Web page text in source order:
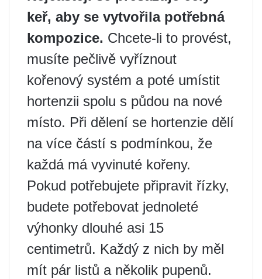
keř, aby se vytvořila potřebná
kompozice. Chcete-li to provést,
musíte pečlivě vyříznout
kořenový systém a poté umístit
hortenzii spolu s půdou na nové
místo. Při dělení se hortenzie dělí
na více částí s podmínkou, že
každá má vyvinuté kořeny.
Pokud potřebujete připravit řízky,
budete potřebovat jednoleté
výhonky dlouhé asi 15
centimetrů. Každý z nich by měl
mít pár listů a několik pupenů.